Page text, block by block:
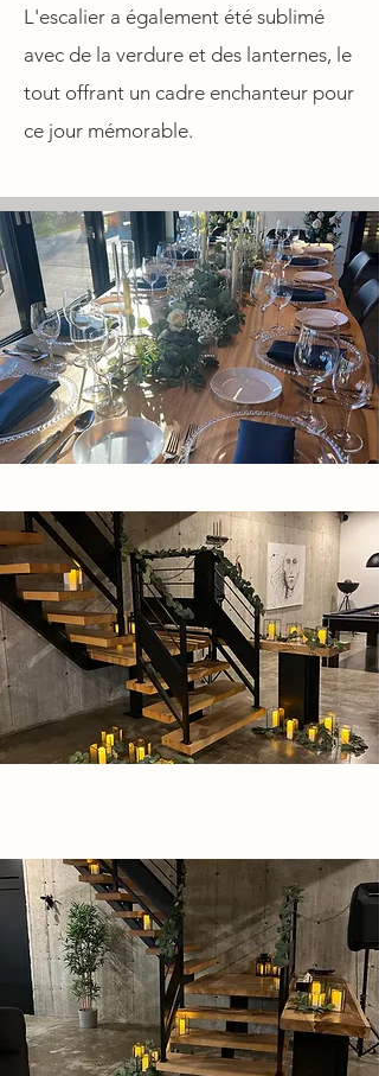
L'escalier a également été sublimé
avec de la verdure et des lanternes, le
tout offrant un cadre enchanteur pour
ce jour mémorable.